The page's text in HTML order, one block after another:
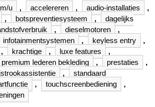
u , accelereren , audio-installaties
,
, botspreventiesysteem ,
dagelijks
, dieselmotoren
,
infotainmentsystemen , keyless entry
,
, krachtige , luxe features
,
premium lederen bekleding , prestaties
,
,
standaard
, touchscreenbediening
,